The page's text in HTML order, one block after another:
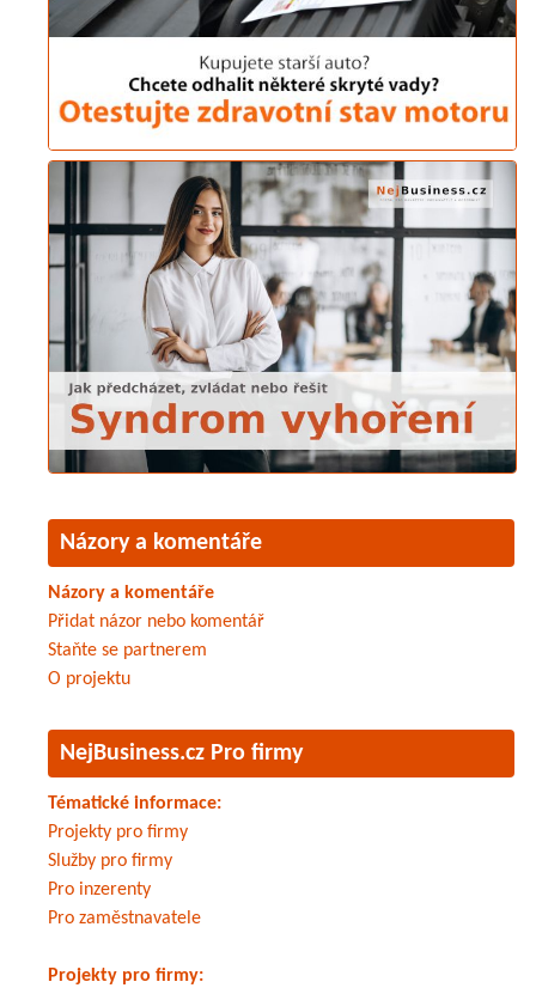
Názory a komentáře
Názory a komentáře
Přidat názor nebo komentář
Staňte se partnerem
O projektu
NejBusiness.cz Pro firmy
Tématické informace:
Projekty pro firmy
Služby pro firmy
Pro inzerenty
Pro zaměstnavatele
Projekty pro firmy: